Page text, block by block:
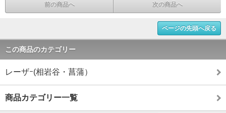
前の商品へ 次の商品へ
ページの先頭へ戻る
この商品のカテゴリー
レーザｰ(相岩谷・菖蒲）
商品カテゴリー一覧